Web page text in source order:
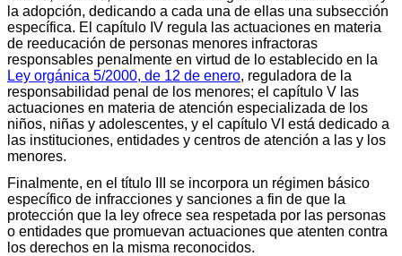
la adopción, dedicando a cada una de ellas una subsección
específica. El capítulo IV regula las actuaciones en materia
de reeducación de personas menores infractoras
responsables penalmente en virtud de lo establecido en la
Ley orgánica 5/2000, de 12 de enero, reguladora de la
responsabilidad penal de los menores; el capítulo V las
actuaciones en materia de atención especializada de los
niños, niñas y adolescentes, y el capítulo VI está dedicado a
las instituciones, entidades y centros de atención a las y los
menores.
Finalmente, en el título III se incorpora un régimen básico
específico de infracciones y sanciones a fin de que la
protección que la ley ofrece sea respetada por las personas
o entidades que promuevan actuaciones que atenten contra
los derechos en la misma reconocidos.